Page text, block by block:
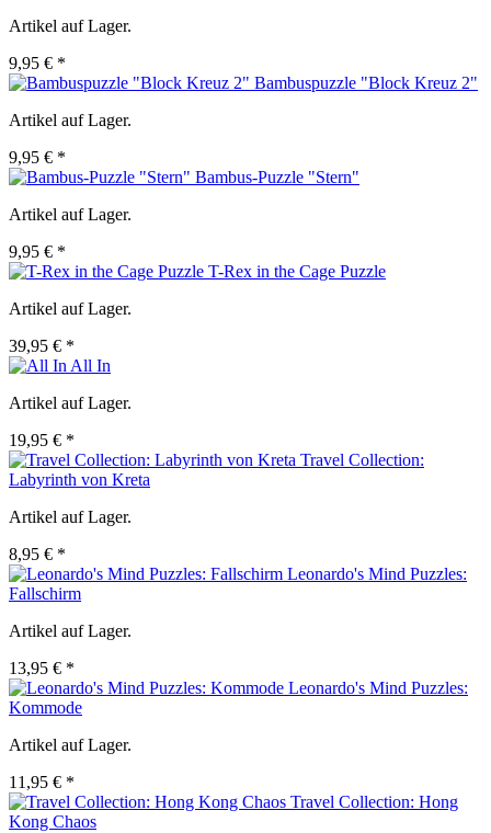
Artikel auf Lager.
9,95 € *
Bambuspuzzle "Block Kreuz 2"
Artikel auf Lager.
9,95 € *
Bambus-Puzzle "Stern"
Artikel auf Lager.
9,95 € *
T-Rex in the Cage Puzzle
Artikel auf Lager.
39,95 € *
All In
Artikel auf Lager.
19,95 € *
Travel Collection:
Labyrinth von Kreta
Artikel auf Lager.
8,95 € *
Leonardo's Mind Puzzles:
Fallschirm
Artikel auf Lager.
13,95 € *
Leonardo's Mind Puzzles:
Kommode
Artikel auf Lager.
11,95 € *
Travel Collection: Hong
Kong Chaos